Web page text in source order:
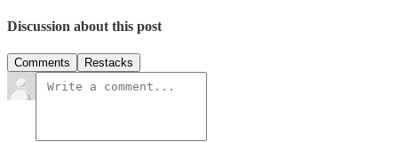
Discussion about this post
Comments Restacks